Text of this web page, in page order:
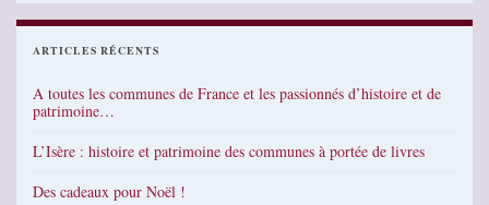
ARTICLES RÉCENTS
A toutes les communes de France et les passionnés d’histoire et de
patrimoine…
L’Isère : histoire et patrimoine des communes à portée de livres
Des cadeaux pour Noël !